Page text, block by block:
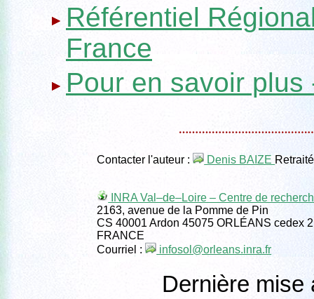
Référentiel
France
Pour en savoir
Contacter l'auteur : Denis BAIZE
INRA Val–de–Loire – Centre de
2163, avenue de la Pomme de Pin
CS 40001 Ardon 45075 ORLÉANS cedex 2
FRANCE
Courriel :
infosol@orleans.inra.fr
Dernière mise